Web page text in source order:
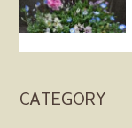
CATEGORY